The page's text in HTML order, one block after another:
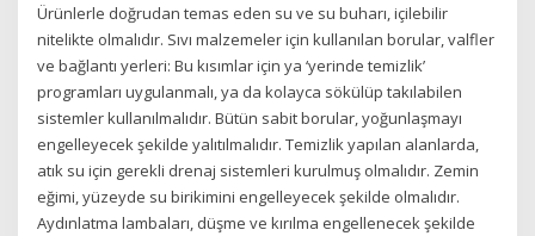
Ürünlerle doğrudan temas eden su ve su buharı, içilebilir
nitelikte olmalıdır. Sıvı malzemeler için kullanılan borular, valfler
ve bağlantı yerleri: Bu kısımlar için ya ‘yerinde temizlik’
programları uygulanmalı, ya da kolayca sökülüp takılabilen
sistemler kullanılmalıdır. Bütün sabit borular, yoğunlaşmayı
engelleyecek şekilde yalıtılmalıdır. Temizlik yapılan alanlarda,
atık su için gerekli drenaj sistemleri kurulmuş olmalıdır. Zemin
eğimi, yüzeyde su birikimini engelleyecek şekilde olmalıdır.
Aydınlatma lambaları, düşme ve kırılma engellenecek şekilde